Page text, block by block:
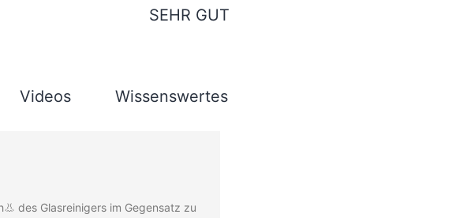
SEHR GUT
Videos Wissenswertes
des Glasreinigers im Gegensatz zu